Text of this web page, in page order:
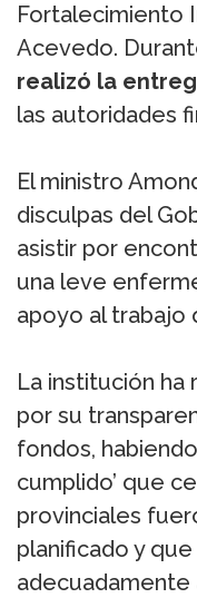
Fortalecimiento
Acevedo.
realizó la
las autoridades
El ministro
disculpas del
asistir por
una leve
apoyo al trabajo
La institución
por su
fondos,
cumplido’ que
provinciales
planificado y
adecuadamente